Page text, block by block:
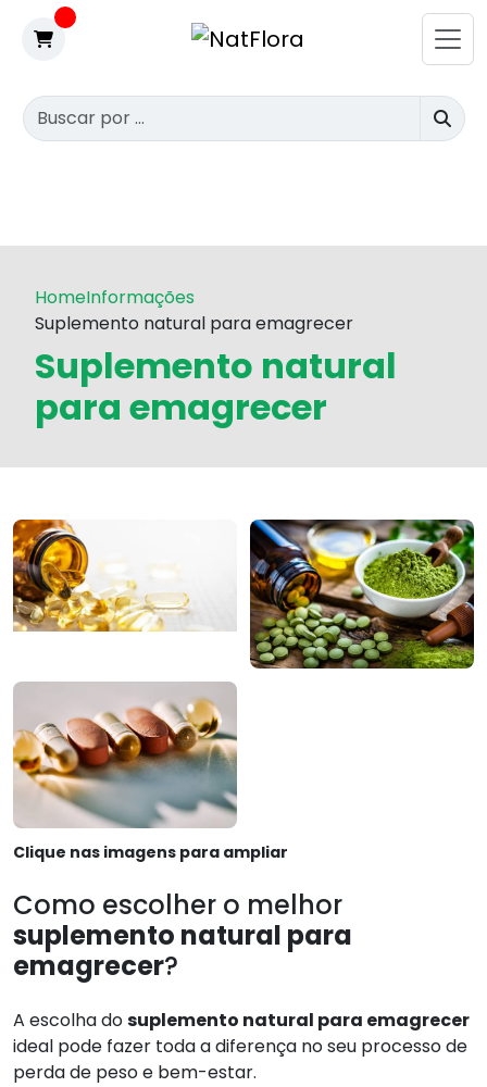
HomeInformações
Suplemento natural para emagrecer
Suplemento natural
para emagrecer
Clique nas imagens para ampliar
Como escolher o melhor
suplemento natural para
emagrecer?
A escolha dosuplemento natural para emagrecer
ideal pode fazer toda a diferença no seu processo de
perda de peso e bem-estar.